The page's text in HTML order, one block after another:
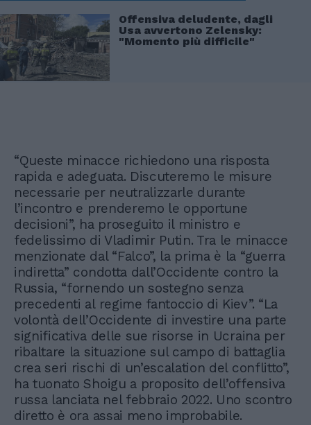
Offensiva deludente, dagli
Usa avvertono Zelensky:
"Momento più difficile"
“Queste minacce richiedono una risposta
rapida e adeguata. Discuteremo le misure
necessarie per neutralizzarle durante
l’incontro e prenderemo le opportune
decisioni”, ha proseguito il ministro e
fedelissimo di Vladimir Putin. Tra le minacce
menzionate dal “Falco”, la prima è la “guerra
indiretta” condotta dall’Occidente contro la
Russia, “fornendo un sostegno senza
precedenti al regime fantoccio di Kiev”. “La
volontà dell’Occidente di investire una parte
significativa delle sue risorse in Ucraina per
ribaltare la situazione sul campo di battaglia
crea seri rischi di un’escalation del conflitto”,
ha tuonato Shoigu a proposito dell’offensiva
russa lanciata nel febbraio 2022. Uno scontro
diretto è ora assai meno improbabile.